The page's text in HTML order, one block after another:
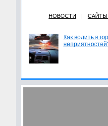
НОВОСТИ |
Как водить в